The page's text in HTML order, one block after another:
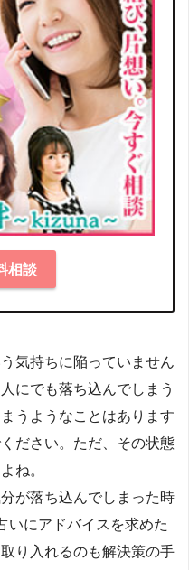
相談
気持ちに陥っていません
にでも落ち込んでしまう
うようなことはあります
ださい。ただ、その状態
ね。
が落ち込んでしまった時
いにアドバイスを求めた
り入れるのも解決策の手